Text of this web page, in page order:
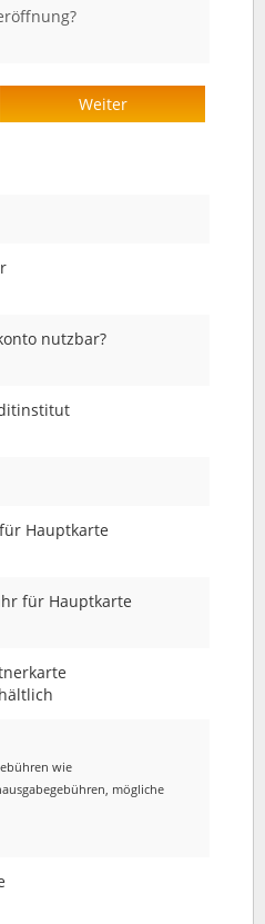
Weiter
nutzbar?
Hauptkarte
für Hauptkarte
wie
mögliche